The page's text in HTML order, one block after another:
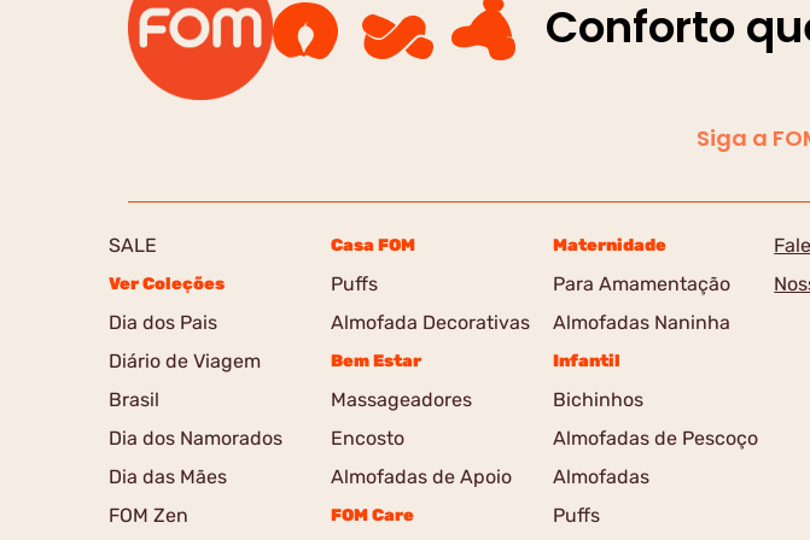
Conforto
Siga a
SALE
Ver Coleções
Dia dos Pais
Diário de Viagem
Brasil
Dia dos Namorados
Dia das Mães
FOM Zen
Casa FOM
Puffs
Almofada Decorativas
Bem Estar
Massageadores
Encosto
Almofadas de Apoio
FOM Care
Maternidade
Para Amamentação
Almofadas Naninha
Infantil
Bichinhos
Almofadas de Pescoço
Almofadas
Puffs